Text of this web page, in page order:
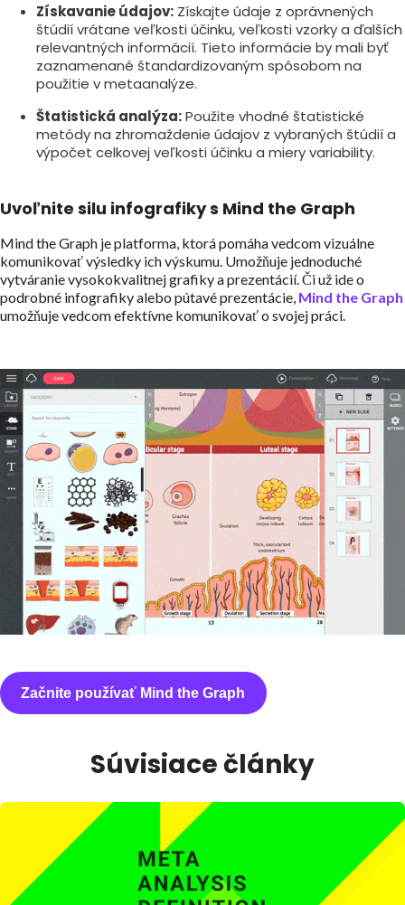
Získavanie údajov: Získajte údaje z oprávnených
štúdií vrátane veľkosti účinku, veľkosti vzorky a ďalších
relevantných informácií. Tieto informácie by mali byť
zaznamenané štandardizovaným spôsobom na
použitie v metaanalýze.
Štatistická analýza:Použite vhodné štatistické
metódy na zhromaždenie údajov z vybraných štúdií a
výpočet celkovej veľkosti účinku a miery variability.
Uvoľnite silu infografiky s Mind the Graph
Mind the Graph je platforma, ktorá pomáha vedcom vizuálne
komunikovať výsledky ich výskumu. Umožňuje jednoduché
vytváranie vysokokvalitnej grafiky a prezentácií. Či už ide o
podrobné infografiky alebo pútavé prezentácie, Mind the Graph
umožňuje vedcom efektívne komunikovať o svojej práci.
Začnite používať Mind the Graph
Súvisiace články